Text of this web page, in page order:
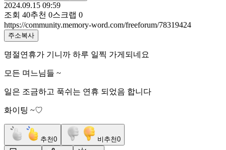
2024.09.15 09:59
조회 40추천 0스크랩 0
https://community.memory-word.com/freeforum/78319424
주소복사
명절연휴가 기니까 하루 일찍 가게되네요
모든 며느님들 ~
일은 조금하고 푹쉬는 연휴 되었음 합니다
화이팅 ~♡
추천0 비추천0